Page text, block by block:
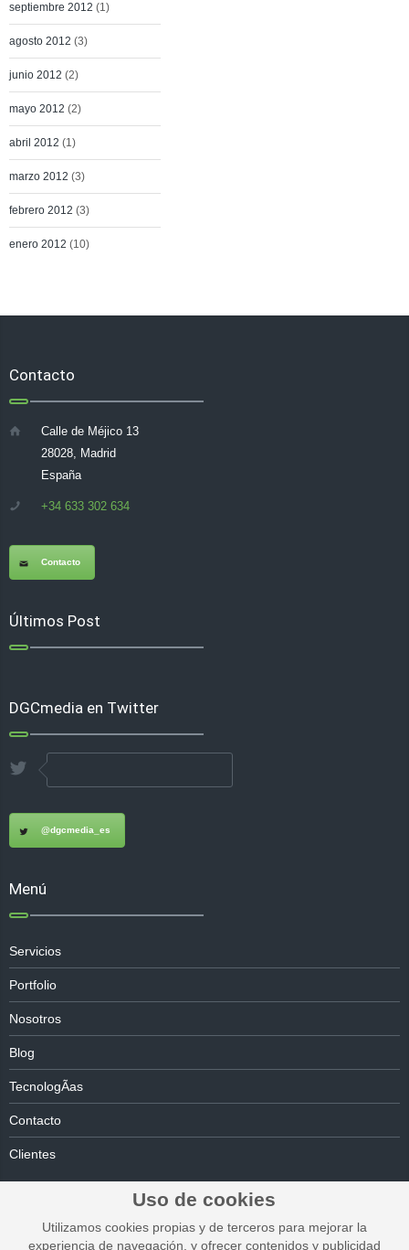
septiembre 2012 (1)
agosto 2012 (3)
junio 2012 (2)
mayo 2012 (2)
abril 2012 (1)
marzo 2012 (3)
febrero 2012 (3)
enero 2012 (10)
Contacto
Calle de Méjico 13
28028, Madrid
España
+34 633 302 634
Contacto
Últimos Post
DGCmedia en Twitter
@dgcmedia_es
Menú
Servicios
Portfolio
Nosotros
Blog
TecnologÃ­as
Contacto
Clientes
Uso de cookies
Utilizamos cookies propias y de terceros para mejorar la
experiencia de navegación, y ofrecer contenidos y publicidad